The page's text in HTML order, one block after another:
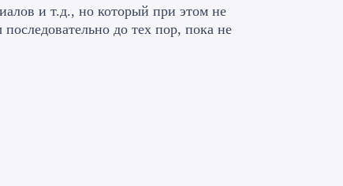
и т.д., но который при этом не
до тех пор, пока не